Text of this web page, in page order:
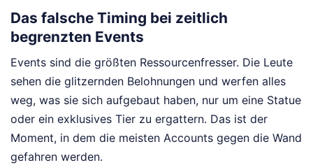
Das falsche Timing bei zeitlich
begrenzten Events
Events sind die größten Ressourcenfresser. Die Leute
sehen die glitzernden Belohnungen und werfen alles
weg, was sie sich aufgebaut haben, nur um eine Statue
oder ein exklusives Tier zu ergattern. Das ist der
Moment, in dem die meisten Accounts gegen die Wand
gefahren werden.